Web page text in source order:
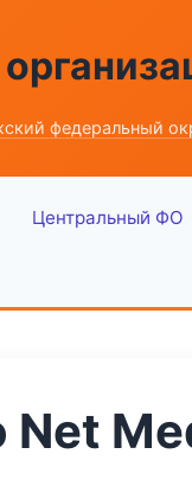
федеральный
Центральный ФО